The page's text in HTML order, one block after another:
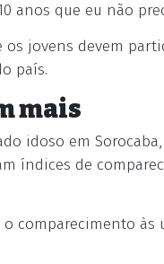
anos que eu não
os jovens devem
país.
mais
idoso em
índices de
comparecimento às